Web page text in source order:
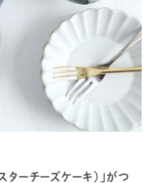
ーチーズケーキ）」がつ